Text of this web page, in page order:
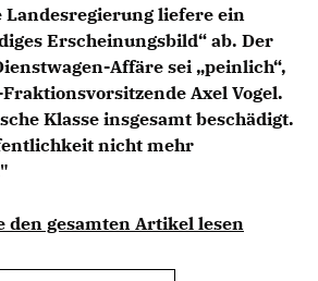
CDU Deutschland
im Brandenburger Landtag
CDU Brandenburg
CDU Potsdam
Landesregierung liefere ein
Erscheinungsbild“ ab. Der
Affäre sei „peinlich“,
Axel Vogel.
Klasse insgesamt beschädigt.
nicht mehr
den gesamten Artikel lesen